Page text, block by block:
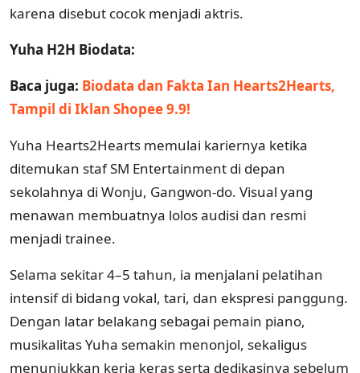
karena disebut cocok menjadi aktris.
Yuha H2H Biodata:
Baca juga: Biodata dan Fakta Ian Hearts2Hearts,
Tampil di Iklan Shopee 9.9!
Yuha Hearts2Hearts memulai kariernya ketika
ditemukan staf SM Entertainment di depan
sekolahnya di Wonju, Gangwon-do. Visual yang
menawan membuatnya lolos audisi dan resmi
menjadi trainee.
Selama sekitar 4–5 tahun, ia menjalani pelatihan
intensif di bidang vokal, tari, dan ekspresi panggung.
Dengan latar belakang sebagai pemain piano,
musikalitas Yuha semakin menonjol, sekaligus
menunjukkan kerja keras serta dedikasinya sebelum